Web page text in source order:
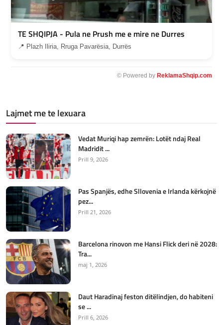
TE SHQIPJA - Pula ne Prush me e mire ne Durres
📍 Plazh Iliria, Rruga Pavarësia, Durrës
© Powered by ReklamaShqip.com
Lajmet me te lexuara
Vedat Muriqi hap zemrën: Lotët ndaj Real
Madridit ...
Prill 9, 2026
Pas Spanjës, edhe Sllovenia e Irlanda kërkojnë
pez...
Prill 21, 2026
Barcelona rinovon me Hansi Flick deri në 2028:
Tra...
maj 1, 2026
Daut Haradinaj feston ditëlindjen, do habiteni
se ...
Prill 6, 2026